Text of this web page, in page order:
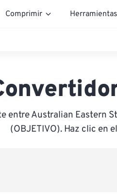
Comprimir Herramientas
entre Australian Eastern
(OBJETIVO). Haz clic en